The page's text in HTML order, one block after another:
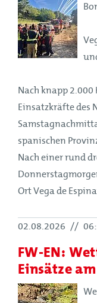
Nach knapp
Einsatzkräfte des
spanischen
Nach einer rund
Ort Vega de
02.08.2026 //
FW-EN:
Einsätze